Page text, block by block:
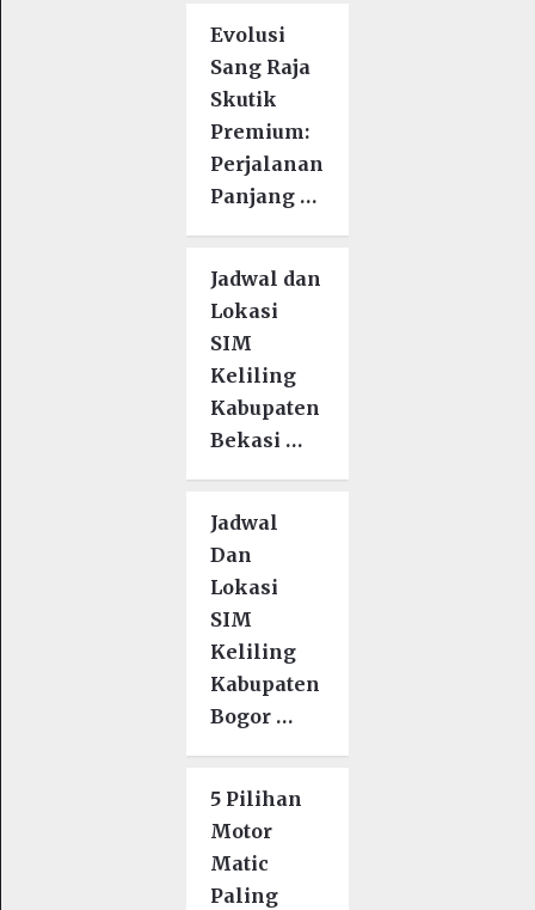
Evolusi
Sang Raja
Skutik
Premium:
Perjalanan
Panjang …
Jadwal dan
Lokasi
SIM
Keliling
Kabupaten
Bekasi …
Jadwal
Dan
Lokasi
SIM
Keliling
Kabupaten
Bogor …
5 Pilihan
Motor
Matic
Paling